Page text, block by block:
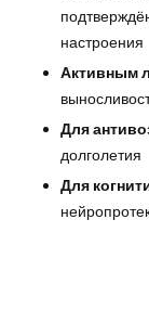
настроения
Активным
Для
долголетия
Для